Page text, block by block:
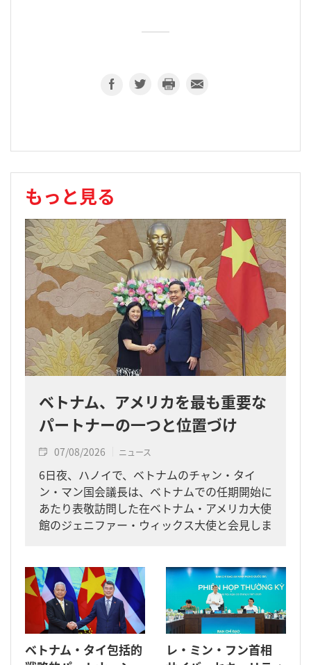
もっと見る
ベトナム、アメリカを最も重要な
パートナーの一つと位置づけ
07/08/2026 ニュース
6日夜、ハノイで、ベトナムのチャン・タイ
ン・マン国会議長は、ベトナムでの任期開始に
あたり表敬訪問した在ベトナム・アメリカ大使
館のジェニファー・ウィックス大使と会見しま
ベトナム・タイ包括的
レ・ミン・フン首相